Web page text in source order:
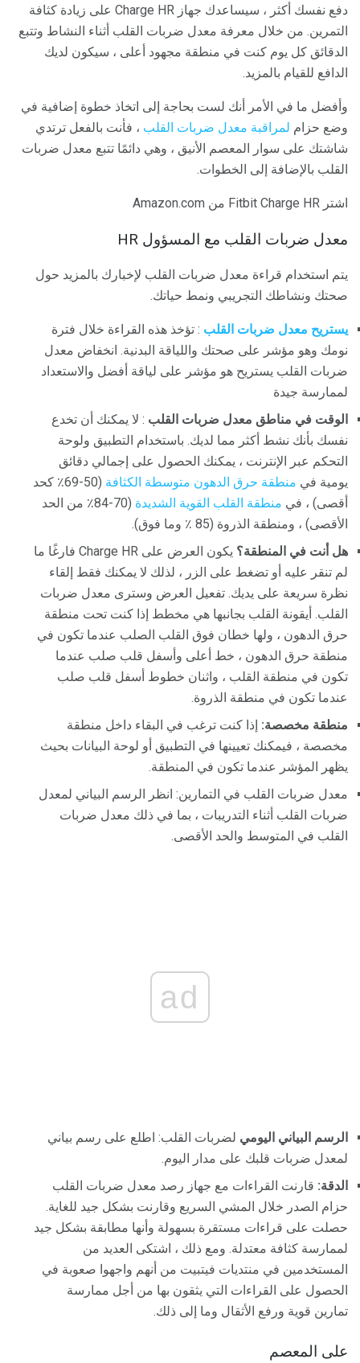
دفع نفسك أكثر ، سيساعدك جهاز Charge HR على زيادة كثافة
التمرين. من خلال معرفة معدل ضربات القلب أثناء النشاط وتتبع
الدقائق كل يوم كنت في منطقة مجهود أعلى ، سيكون لديك
الدافع للقيام بالمزيد.
وأفضل ما في الأمر أنك لست بحاجة إلى اتخاذ خطوة إضافية في
وضع حزام لمراقبة معدل ضربات القلب ، فأنت بالفعل ترتدي
شاشتك على سوار المعصم الأنيق ، وهي دائمًا تتبع معدل ضربات
القلب بالإضافة إلى الخطوات.
اشتر Fitbit Charge HR من Amazon.com
معدل ضربات القلب مع المسؤول HR
يتم استخدام قراءة معدل ضربات القلب لإخبارك بالمزيد حول
صحتك ونشاطك التجريبي ونمط حياتك.
يستريح معدل ضربات القلب : تؤخذ هذه القراءة خلال فترة
نومك وهو مؤشر على صحتك واللياقة البدنية. انخفاض معدل
ضربات القلب يستريح هو مؤشر على لياقة أفضل والاستعداد
لممارسة جيدة
الوقت في مناطق معدل ضربات القلب : لا يمكنك أن تخدع
نفسك بأنك نشط أكثر مما لديك. باستخدام التطبيق ولوحة
التحكم عبر الإنترنت ، يمكنك الحصول على إجمالي دقائق
يومية في منطقة حرق الدهون متوسطة الكثافة
(50-69٪ كحد
أقصى) ، في منطقة القلب القوية الشديدة
(70-84٪ من الحد
الأقصى) ، ومنطقة الذروة (85 ٪ وما فوق).
هل أنت في المنطقة؟
يكون العرض على Charge HR فارغًا ما
لم تنقر عليه أو تضغط على الزر ، لذلك لا يمكنك فقط إلقاء
نظرة سريعة على يديك. تفعيل العرض وسترى معدل ضربات
القلب. أيقونة القلب بجانبها هي مخطط إذا كنت تحت منطقة
حرق الدهون ، ولها خطان فوق القلب الصلب عندما تكون في
منطقة حرق الدهون ، خط أعلى وأسفل قلب صلب عندما
تكون في منطقة القلب ، واثنان خطوط أسفل قلب صلب
عندما تكون في منطقة الذروة.
منطقة مخصصة: إذا كنت ترغب في البقاء داخل منطقة
مخصصة ، فيمكنك تعيينها في التطبيق أو لوحة البيانات بحيث
يظهر المؤشر عندما تكون في المنطقة.
معدل ضربات القلب في التمارين: انظر الرسم البياني لمعدل
ضربات القلب أثناء التدريبات ، بما في ذلك معدل ضربات
القلب في المتوسط ​​والحد الأقصى.
ad
الرسم البياني اليومي لضربات القلب: اطلع على رسم بياني
لمعدل ضربات قلبك على مدار اليوم.
الدقة: قارنت القراءات مع جهاز رصد معدل ضربات القلب
حزام الصدر خلال المشي السريع وقارنت بشكل جيد للغاية.
حصلت على قراءات مستقرة بسهولة وأنها مطابقة بشكل جيد
لممارسة كثافة معتدلة. ومع ذلك ، اشتكى العديد من
المستخدمين في منتديات فيتبيت من أنهم واجهوا صعوبة في
الحصول على القراءات التي يثقون بها من أجل ممارسة
تمارين قوية ورفع الأثقال وما إلى ذلك.
على المعصم